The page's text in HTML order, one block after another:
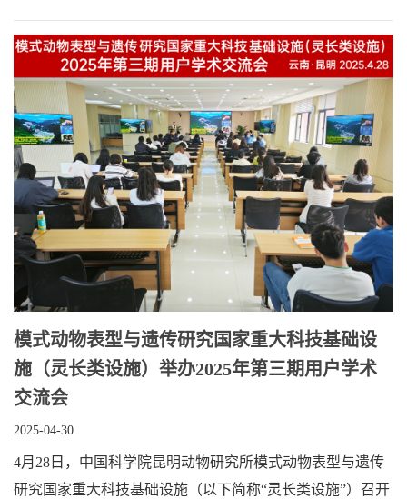
模式动物表型与遗传研究国家重大科技基础设
施（灵长类设施）举办2025年第三期用户学术
交流会
2025-04-30
4月28日，中国科学院昆明动物研究所模式动物表型与遗传
研究国家重大科技基础设施（以下简称“灵长类设施”）召开